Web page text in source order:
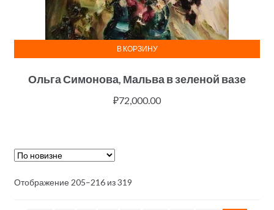
Ольга Симонова, Мальва в зеленой вазе
₽72,000.00
В КОРЗИНУ
Отображение 205–216 из 319